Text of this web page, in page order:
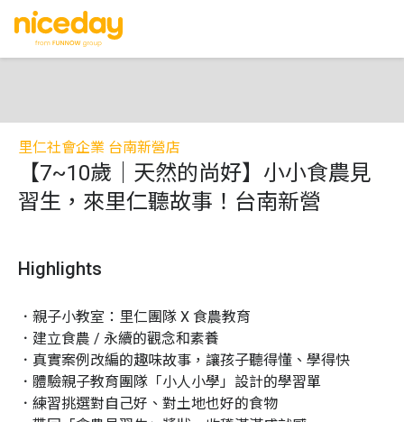
里仁社會企業 台南新營店
【7~10歲｜天然的尚好】小小食農見
習生，來里仁聽故事！台南新營
Highlights
．親子小教室：里仁團隊 X 食農教育
．建立食農 / 永續的觀念和素養
．真實案例改編的趣味故事，讓孩子聽得懂、學得快
．體驗親子教育團隊「小人小學」設計的學習單
．練習挑選對自己好、對土地也好的食物